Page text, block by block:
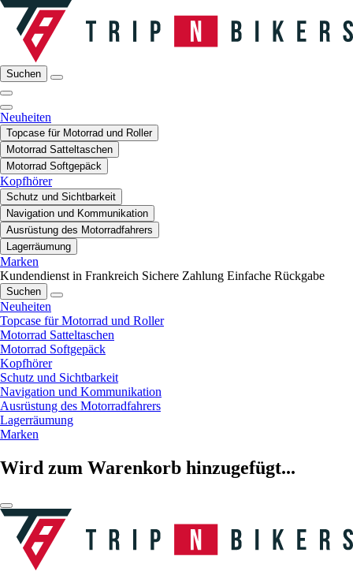
Suchen
Neuheiten
Topcase für Motorrad und Roller
Motorrad Satteltaschen
Motorrad Softgepäck
Kopfhörer
Schutz und Sichtbarkeit
Navigation und Kommunikation
Ausrüstung des Motorradfahrers
Lagerräumung
Marken
Kundendienst in Frankreich Sichere Zahlung Einfache Rückgabe
Suchen
Neuheiten
Topcase für Motorrad und Roller
Motorrad Satteltaschen
Motorrad Softgepäck
Kopfhörer
Schutz und Sichtbarkeit
Navigation und Kommunikation
Ausrüstung des Motorradfahrers
Lagerräumung
Marken
Wird zum Warenkorb hinzugefügt...